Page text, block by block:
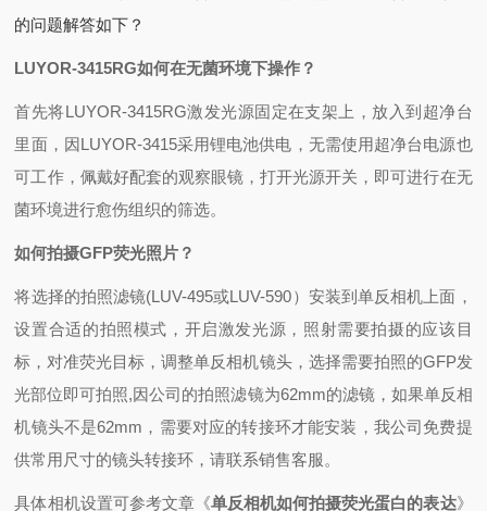
的问题解答如下？
LUYOR-3415RG如何在无菌环境下操作？
首先将LUYOR-3415RG激发光源固定在支架上，放入到超净台
里面，因LUYOR-3415采用锂电池供电，无需使用超净台电源也
可工作，佩戴好配套的观察眼镜，打开光源开关，即可进行在无
菌环境进行愈伤组织的筛选。
如何拍摄GFP荧光照片？
将选择的拍照滤镜(LUV-495或LUV-590）安装到单反相机上面，
设置合适的拍照模式，开启激发光源，照射需要拍摄的应该目
标，对准荧光目标，调整单反相机镜头，选择需要拍照的GFP发
光部位即可拍照,因公司的拍照滤镜为62mm的滤镜，如果单反相
机镜头不是62mm，需要对应的转接环才能安装，我公司免费提
供常用尺寸的镜头转接环，请联系销售客服。
具体相机设置可参考文章《单反相机如何拍摄荧光蛋白的表达》